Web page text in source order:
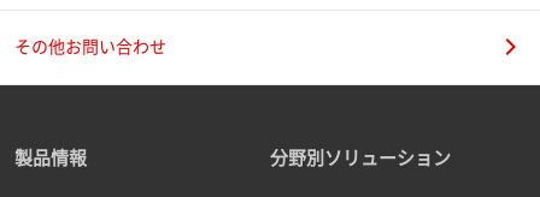
その他お問い合わせ
製品情報 分野別ソリューション